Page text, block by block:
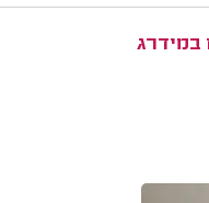
במידרג